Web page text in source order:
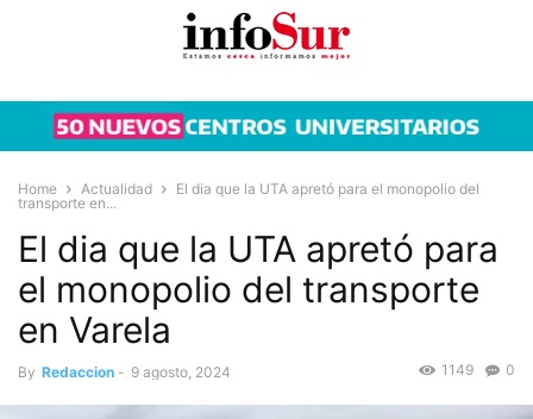
Home Actualidad
El dia que la UTA apretó para el monopolio del
transporte en...
El dia que la UTA apretó para
el monopolio del transporte
en Varela
By Redaccion - 9 agosto, 2024 0
1149